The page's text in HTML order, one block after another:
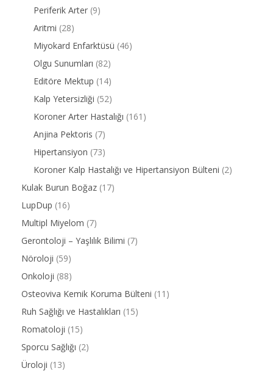
Periferik Arter (9)
Aritmi (28)
Miyokard Enfarktüsü (46)
Olgu Sunumları (82)
Editöre Mektup (14)
Kalp Yetersizliği (52)
Koroner Arter Hastalığı (161)
Anjina Pektoris (7)
Hipertansiyon (73)
Koroner Kalp Hastalığı ve Hipertansiyon Bülteni (2)
Kulak Burun Boğaz (17)
LupDup (16)
Multipl Miyelom (7)
Gerontoloji – Yaşlılık Bilimi (7)
Nöroloji (59)
Onkoloji (88)
Osteoviva Kemik Koruma Bülteni (11)
Ruh Sağlığı ve Hastalıkları (15)
Romatoloji (15)
Sporcu Sağlığı (2)
Üroloji (13)